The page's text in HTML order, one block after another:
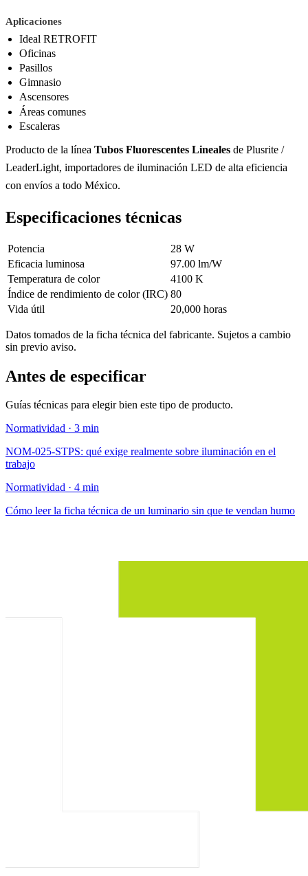
Aplicaciones
Ideal RETROFIT
Oficinas
Pasillos
Gimnasio
Ascensores
Áreas comunes
Escaleras
Producto de la línea Tubos Fluorescentes Lineales de Plusrite /
LeaderLight, importadores de iluminación LED de alta eficiencia
con envíos a todo México.
Especificaciones técnicas
Potencia
28 W
Eficacia luminosa
97.00 lm/W
Temperatura de color
4100 K
Índice de rendimiento de color (IRC) 80
Vida útil
20,000 horas
Datos tomados de la ficha técnica del fabricante. Sujetos a cambio
sin previo aviso.
Antes de especificar
Guías técnicas para elegir bien este tipo de producto.
Normatividad · 3 min
NOM-025-STPS: qué exige realmente sobre iluminación en el
trabajo
Normatividad · 4 min
Cómo leer la ficha técnica de un luminario sin que te vendan humo